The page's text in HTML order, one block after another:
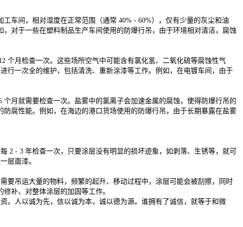
车间，相对湿度在正常范围（通常 40% - 60%），仅有少量的灰尘和油
对于一些在塑料制品生产车间使用的防爆行吊，由于环境相对清洁，腐蚀
个月检查一次。这些场所空气中可能含有氯化氢、二氧化硫等腐蚀性气
行一次全的维护，包括清洗、重新涂漆等工作。例如，在电镀车间，由于
月就需要检查一次。盐雾中的氯离子会加速金属的腐蚀，使得防爆行吊的
腐性能。例如，在海边的港口货场使用的防爆行吊，由于长期暴露在盐雾
2 - 3 年检查一次，只要涂层没有明显的损坏迹象，如剥落、生锈等，就可
层面漆。
要吊运大量的物料，频繁的起升、移动过程中，涂层可能会被刮擦，同时
补、对整体涂层的加固等工作。
。人以诚为先，信以诚为本，诚以德为源。谁拥有了诚信，就等于和微